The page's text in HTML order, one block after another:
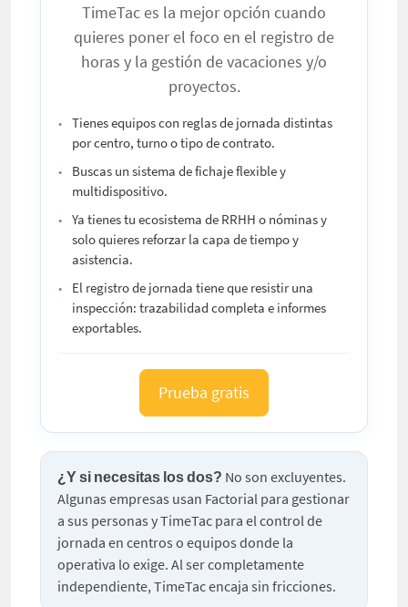
TimeTac es la mejor opción cuando
quieres poner el foco en el registro de
horas y la gestión de vacaciones y/o
proyectos.
Tienes equipos con reglas de jornada distintas
por centro, turno o tipo de contrato.
Buscas un sistema de fichaje flexible y
multidispositivo.
Ya tienes tu ecosistema de RRHH o nóminas y
solo quieres reforzar la capa de tiempo y
asistencia.
El registro de jornada tiene que resistir una
inspección: trazabilidad completa e informes
exportables.
Prueba gratis
¿Y si necesitas los dos? No son excluyentes.
Algunas empresas usan Factorial para gestionar
a sus personas y TimeTac para el control de
jornada en centros o equipos donde la
operativa lo exige. Al ser completamente
independiente, TimeTac encaja sin fricciones.